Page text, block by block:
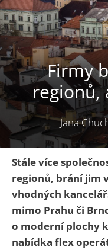
Firmy
regionů,
Jana
Stále více
regionů, brání jim
vhodných
mimo Prahu či
o moderní plochy
nabídka flex